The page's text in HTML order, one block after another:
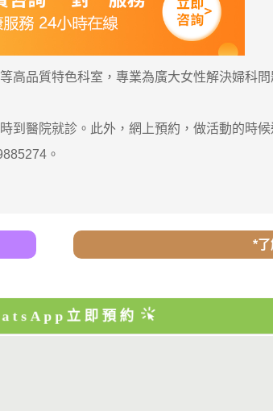
等高品質特色科室，專業為廣大女性解決婦科
醫院就診。此外，網上預約，做活動的時候
。
*
立即預約